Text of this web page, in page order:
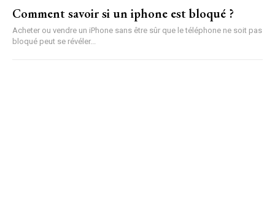
Comment savoir si un iphone est bloqué ?
Acheter ou vendre un iPhone sans être sûr que le téléphone ne soit pas
bloqué peut se révéler...